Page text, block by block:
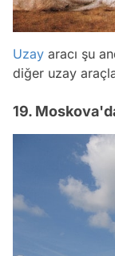
Uzay aracı şu
diğer uzay
19.